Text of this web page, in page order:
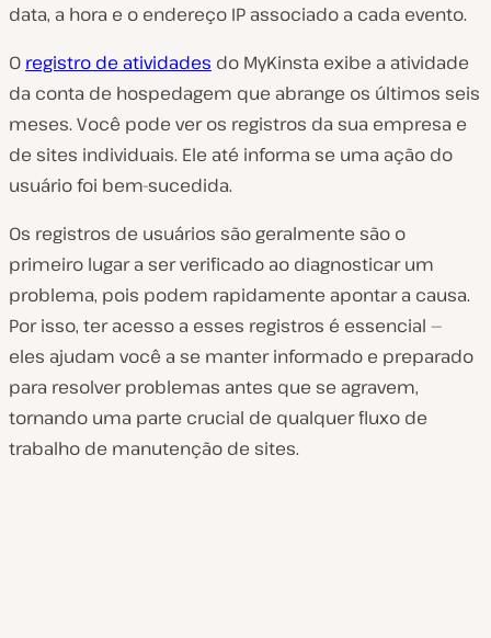
data, a hora e o endereço IP associado a cada evento.
O registro de atividades do MyKinsta exibe a atividade
da conta de hospedagem que abrange os últimos seis
meses. Você pode ver os registros da sua empresa e
de sites individuais. Ele até informa se uma ação do
usuário foi bem-sucedida.
Os registros de usuários são geralmente são o
primeiro lugar a ser verificado ao diagnosticar um
problema, pois podem rapidamente apontar a causa.
Por isso, ter acesso a esses registros é essencial —
eles ajudam você a se manter informado e preparado
para resolver problemas antes que se agravem,
tornando uma parte crucial de qualquer fluxo de
trabalho de manutenção de sites.